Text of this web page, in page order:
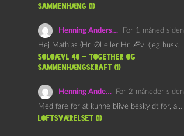
Sammenhæng (1)
Henning Andersen
For 1 måned siden
Hej Mathias (Hr. Øl eller Hr. Ævl (jeg husker ikke…
Soloævl 40 – Together og
sammenhængskraft (1)
Henning Andersen
For 2 måneder siden
Med fare for at kunne blive beskyldt for, at være…
Loftsværelset (1)